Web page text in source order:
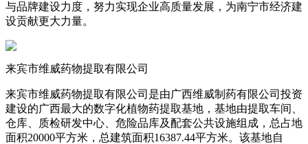
与品牌建设力度，努力实现企业高质量发展，为南宁市经济建
设贡献更大力量。
来宾市维威药物提取有限公司
来宾市维威药物提取有限公司是由广西维威制药有限公司投资
建设的广西最大的数字化植物药提取基地，基地由提取车间、
仓库、质检研发中心、危险品库及配套公共设施组成，总占地
面积20000平方米，总建筑面积16387.44平方米。该基地自